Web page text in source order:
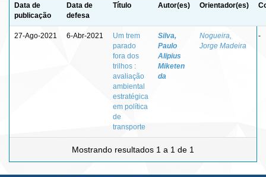
Data de
publicação
Data de
defesa
Título Autor(es) Orientador(es)
27-Ago-2021 6-Abr-2021
Um trem
parado
fora dos
trilhos :
avaliação
ambiental
estratégica
em política
de
transporte
Silva,
Paulo
Alipius
Miketen
da
Nogueira,
Jorge Madeira
-
Mostrando resultados 1 a 1 de 1